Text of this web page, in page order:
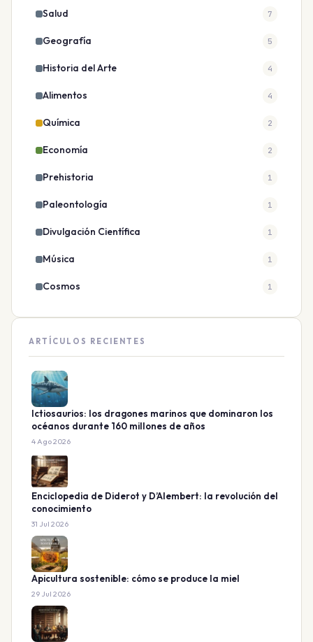
Salud 7
Geografía 5
Historia del Arte 4
Alimentos 4
Química 2
Economía 2
Prehistoria 1
Paleontología 1
Divulgación Científica 1
Música 1
Cosmos 1
ARTÍCULOS RECIENTES
Ictiosaurios: los dragones marinos que dominaron los
océanos durante 160 millones de años
4 Ago 2026
Enciclopedia de Diderot y D’Alembert: la revolución del
conocimiento
31 Jul 2026
Apicultura sostenible: cómo se produce la miel
29 Jul 2026